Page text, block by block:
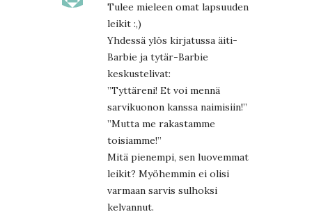
Tulee mieleen omat lapsuuden
leikit :,)
Yhdessä ylös kirjatussa äiti-
Barbie ja tytär-Barbie
keskustelivat:
”Tyttäreni! Et voi mennä
sarvikuonon kanssa naimisiin!”
”Mutta me rakastamme
toisiamme!”
Mitä pienempi, sen luovemmat
leikit? Myöhemmin ei olisi
varmaan sarvis sulhoksi
kelvannut.